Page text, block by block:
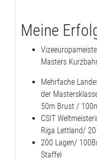
Meine
Masters
Mehrfache
der
50m Brust /
CSIT
Riga Lettland/
200 Lagen/
Staffel